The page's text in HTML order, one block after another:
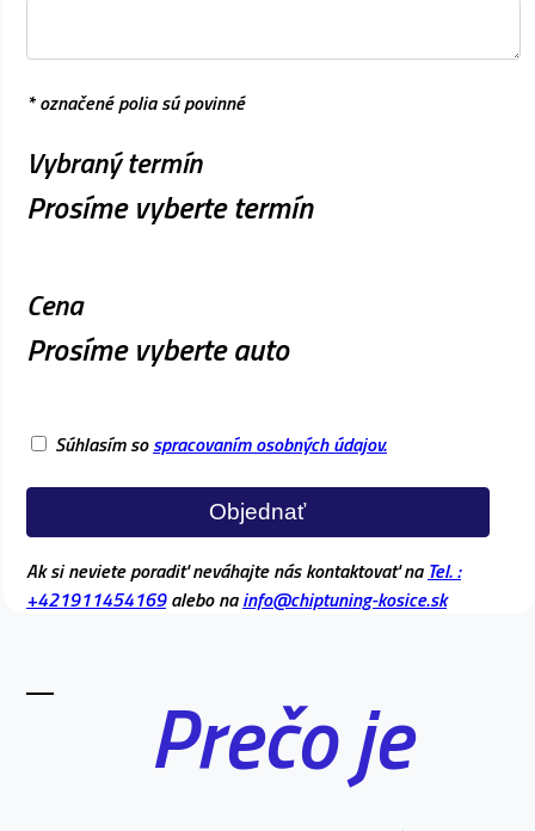
* označené polia sú povinné
Vybraný termín
Prosíme vyberte termín
Cena
Prosíme vyberte auto
Súhlasím sospracovaním osobných údajov.
Objednať
Ak si neviete poradiť neváhajte nás kontaktovať na Tel. :
+421911454169alebo nainfo@chiptuning-kosice.sk
Prečo je